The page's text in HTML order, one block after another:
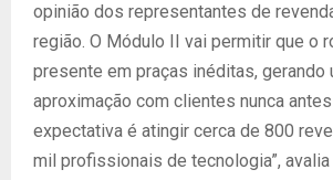
opinião dos representantes de
região. O Módulo II vai permitir que o
presente em praças inéditas, gerando
aproximação com clientes nunca
expectativa é atingir cerca de 800
mil profissionais de tecnologia”, avalia